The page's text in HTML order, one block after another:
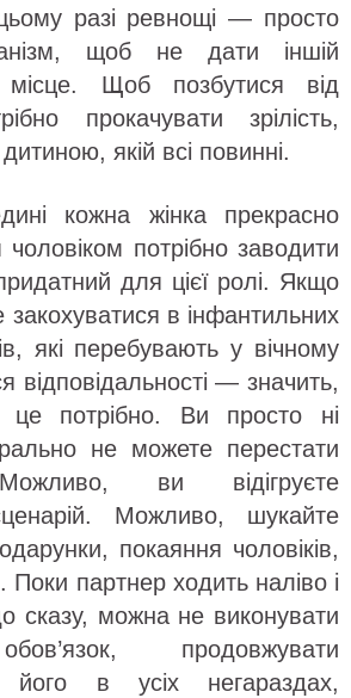
разі ревнощі — просто
щоб не дати іншій
Щоб позбутися від
прокачувати зрілість,
якій всі повинні.
кожна жінка прекрасно
потрібно заводити
для цієї ролі. Якщо
в інфантильних
які перебувають у вічному
відповідальності — значить,
потрібно. Ви просто ні
не можете перестати
ви відігруєте
Можливо, шукайте
покаяння чоловіків,
Поки партнер ходить наліво і
сказу, можна не виконувати
продовжувати
його в усіх негараздах,